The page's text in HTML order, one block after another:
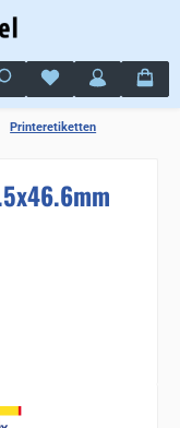
Je hebt 0 items op
Printeretiketten